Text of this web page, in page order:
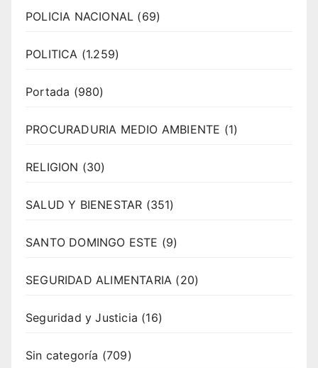
POLICIA NACIONAL (69)
POLITICA (1.259)
Portada (980)
PROCURADURIA MEDIO AMBIENTE (1)
RELIGION (30)
SALUD Y BIENESTAR (351)
SANTO DOMINGO ESTE (9)
SEGURIDAD ALIMENTARIA (20)
Seguridad y Justicia (16)
Sin categoría (709)